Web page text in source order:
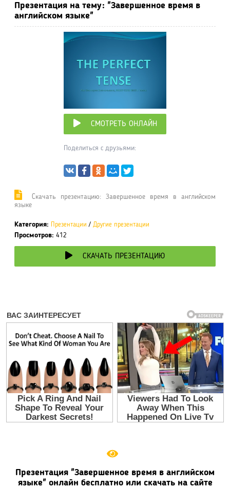
Презентация на тему: "Завершенное время в
английском языке"
СМОТРЕТЬ ОНЛАЙН
Поделиться с друзьями:
Cкачать презентацию: Завершенное время в английском
языке
Категория: Презентации / Другие презентации
Просмотров: 412
СКАЧАТЬ ПРЕЗЕНТАЦИЮ
Презентация "Завершенное время в английском
языке" онлайн бесплатно или скачать на сайте